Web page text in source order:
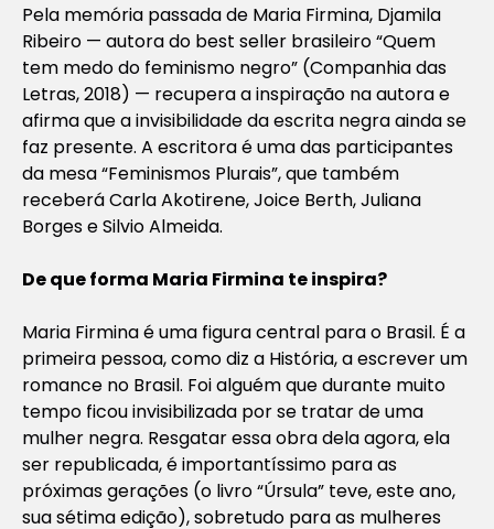
Pela memória passada de Maria Firmina, Djamila
Ribeiro — autora do best seller brasileiro “Quem
tem medo do feminismo negro” (Companhia das
Letras, 2018) — recupera a inspiração na autora e
afirma que a invisibilidade da escrita negra ainda se
faz presente. A escritora é uma das participantes
da mesa “Feminismos Plurais”, que também
receberá Carla Akotirene, Joice Berth, Juliana
Borges e Silvio Almeida.
De que forma Maria Firmina te inspira?
Maria Firmina é uma figura central para o Brasil. É a
primeira pessoa, como diz a História, a escrever um
romance no Brasil. Foi alguém que durante muito
tempo ficou invisibilizada por se tratar de uma
mulher negra. Resgatar essa obra dela agora, ela
ser republicada, é importantíssimo para as
próximas gerações (o livro “Úrsula” teve, este ano,
sua sétima edição), sobretudo para as mulheres